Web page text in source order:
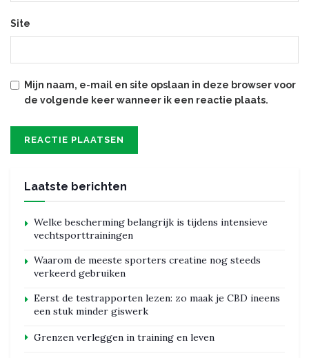
Site
Mijn naam, e-mail en site opslaan in deze browser voor
de volgende keer wanneer ik een reactie plaats.
Laatste berichten
Welke bescherming belangrijk is tijdens intensieve
vechtsporttrainingen
Waarom de meeste sporters creatine nog steeds
verkeerd gebruiken
Eerst de testrapporten lezen: zo maak je CBD ineens
een stuk minder giswerk
Grenzen verleggen in training en leven